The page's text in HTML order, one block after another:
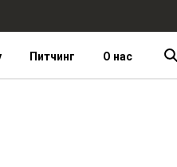
Питчинг О нас